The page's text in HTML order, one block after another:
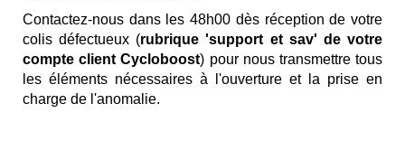
Contactez-nous dans les 48h00 dès réception de votre
colis défectueux (rubrique 'support et sav' de votre
compte client Cycloboost) pour nous transmettre tous
les éléments nécessaires à l'ouverture et la prise en
charge de l'anomalie.